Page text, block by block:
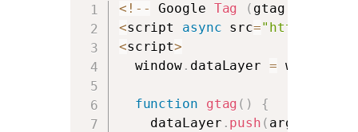
< ! -- Google Tag ( gtag
<script async src="https://
<script>
  window
. dataLayer = window
function gtag ( )
{
    dataLayer
. push ( arguments